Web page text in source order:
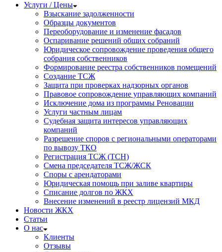
Услуги / Цены
Взыскание задолженности
Образцы документов
Переоборудование и изменение фасадов
Оспаривание решений общих собраний
Юридическое сопровождение проведения общего
собрания собственников
Формирование реестра собственников помещений
Создание ТСЖ
Защита при проверках надзорных органов
Правовое сопровождение управляющих компаний
Исключение дома из программы Реновации
Услуги частным лицам
Судебная защита интересов управляющих
компаний
Разрешение споров с региональными операторами
по вывозу ТКО
Регистрация ТСЖ (ТСН)
Смена председателя ТСЖ/ЖСК
Споры с арендаторами
Юридическая помощь при заливе квартиры
Списание долгов по ЖКХ
Внесение изменений в реестр лицензий МКД
Новости ЖКХ
Статьи
О нас
Клиенты
Отзывы